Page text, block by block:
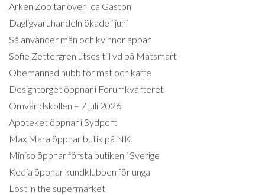
Arken Zoo tar över Ica Gaston
Dagligvaruhandeln ökade i juni
Så använder män och kvinnor appar
Sofie Zettergren utses till vd på Matsmart
Obemannad hubb för mat och kaffe
Designtorget öppnar i Forumkvarteret
Omvärldskollen – 7 juli 2026
Apoteket öppnar i Sydport
Max Mara öppnar butik på NK
Miniso öppnar första butiken i Sverige
Kedja öppnar kundklubben för unga
Lost in the supermarket